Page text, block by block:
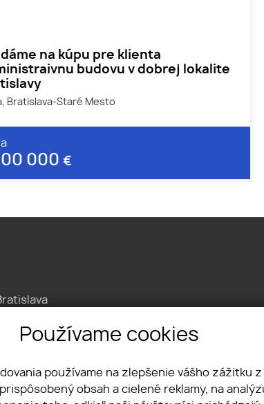
na kúpu pre klienta
budovu v dobrej lokalite
Bratislava-Staré Mesto
000 €
Používame cookies
používame na zlepšenie vášho zážitku
obsah a cielené reklamy, na